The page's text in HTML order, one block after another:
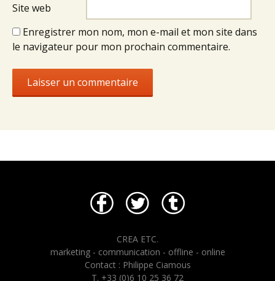
Site web
Enregistrer mon nom, mon e-mail et mon site dans
le navigateur pour mon prochain commentaire.
CREA ETC.
marketing - communication - offline - online
Contact : Philippe Ciamous
T. +33 (0)6 10 25 36 72